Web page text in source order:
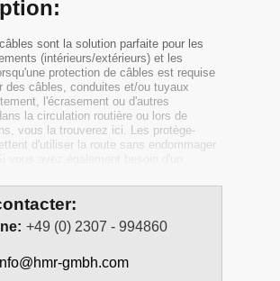
câbles sont la solution parfaite pour les
(intérieurs/extérieurs) et les
protection de câbles est requise
des câbles, conduites et/ou tuyaux
l'écrasement ou d'autres
la circulation routière ou lors de
vous la trouverez ici. Les protège-
d'utiliser la route sans endommager
grand choix de produits.
câbles en
- sans limites
+49 (0) 2307 - 994860
gmbh.com